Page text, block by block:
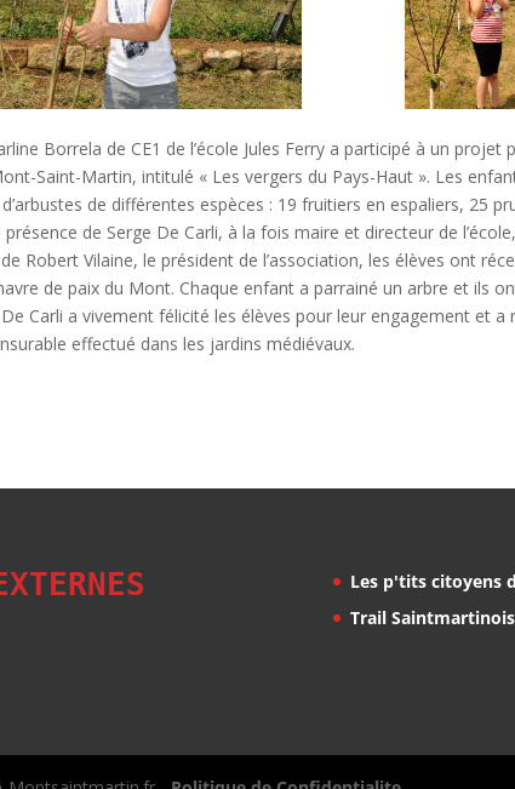
Borrela de CE1 de l’école Jules Ferry a participé à un
Saint-Martin, intitulé « Les vergers du Pays-Haut ». Les
de différentes espèces : 19 fruitiers en espaliers, 25
de Serge De Carli, à la fois maire et directeur de
Robert Vilaine, le président de l’association, les élèves ont
de paix du Mont. Chaque enfant a parrainé un arbre et ils
Carli a vivement félicité les élèves pour leur engagement et a
effectué dans les jardins médiévaux.
Les p'tits citoyens
Trail Saintmartinois